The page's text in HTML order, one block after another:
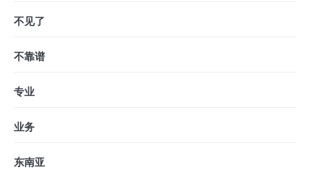
不见了
不靠谱
专业
业务
东南亚